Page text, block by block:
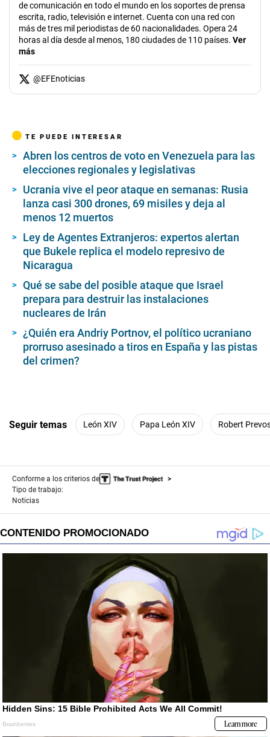
de comunicación en todo el mundo en los soportes de prensa
escrita, radio, televisión e internet. Cuenta con una red con
más de tres mil periodistas de 60 nacionalidades. Opera 24
horas al día desde al menos, 180 ciudades de 110 países. Ver
más
@EFEnoticias
TE PUEDE INTERESAR
Abren los centros de voto en Venezuela para las
elecciones regionales y legislativas
Ucrania vive el peor ataque en semanas: Rusia
lanza casi 300 drones, 69 misiles y deja al
menos 12 muertos
Ley de Agentes Extranjeros: expertos alertan
que Bukele replica el modelo represivo de
Nicaragua
Qué se sabe del posible ataque que Israel
prepara para destruir las instalaciones
nucleares de Irán
¿Quién era Andriy Portnov, el político ucraniano
prorruso asesinado a tiros en España y las pistas
del crimen?
Seguir temas León XIV Papa León XIV Robert
Conforme a los criterios de
Tipo de trabajo:
Noticias